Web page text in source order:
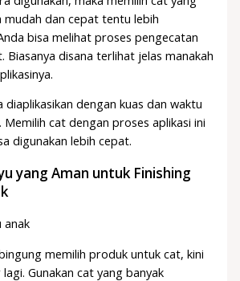
mudah dan cepat tentu lebih
bisa melihat proses pengecatan
Biasanya disana terlihat jelas manakah
diaplikasikan dengan kuas dan waktu
cat dengan proses aplikasi ini
digunakan lebih cepat.
yang Aman untuk Finishing
memilih produk untuk cat, kini
Gunakan cat yang banyak